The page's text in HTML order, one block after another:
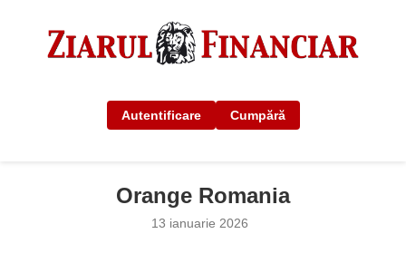
Autentificare Cumpără
Orange Romania
13 ianuarie 2026